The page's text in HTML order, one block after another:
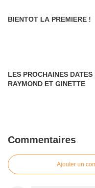
BIENTOT LA PREMIERE !
LES PROCHAINES DATES
RAYMOND ET GINETTE
Commentaires
Ajouter un